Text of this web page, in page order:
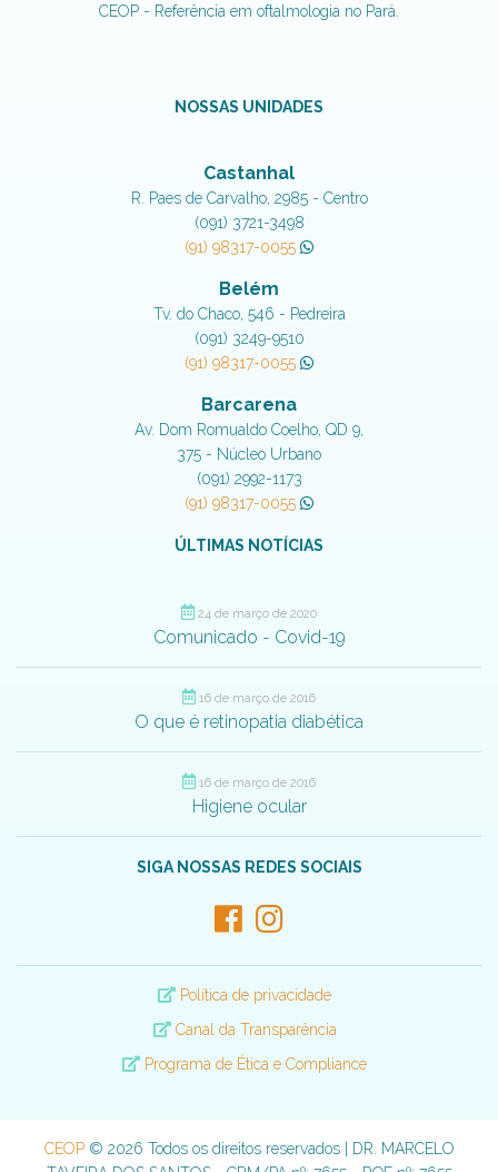
CEOP - Referência em oftalmologia no Pará.
NOSSAS UNIDADES
Castanhal
R. Paes de Carvalho, 2985 - Centro
(091) 3721-3498
(91) 98317-0055
Belém
Tv. do Chaco, 546 - Pedreira
(091) 3249-9510
(91) 98317-0055
Barcarena
Av. Dom Romualdo Coelho, QD 9,
375 - Núcleo Urbano
(091) 2992-1173
(91) 98317-0055
ÚLTIMAS NOTÍCIAS
24 de março de 2020
Comunicado - Covid-19
16 de março de 2016
O que é retinopatia diabética
16 de março de 2016
Higiene ocular
SIGA NOSSAS REDES SOCIAIS
Política de privacidade
Canal da Transparência
Programa de Ética e Compliance
CEOP© 2026 Todos os direitos reservados | DR. MARCELO